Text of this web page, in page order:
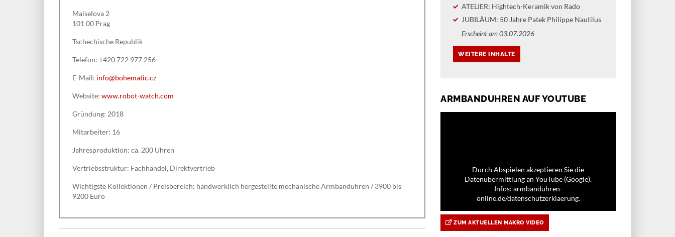
Maiselova 2
101 00 Prag
Tschechische Republik
Telefon: +420 722 977 256
E-Mail: info@bohematic.cz
Website: www.robot-watch.com
Gründung: 2018
Mitarbeiter: 16
Jahresproduktion: ca. 200 Uhren
Vertriebsstruktur: Fachhandel, Direktvertrieb
Wichtigste Kollektionen / Preisbereich: handwerklich hergestellte mechanische Armbanduhren / 3900 bis
9200 Euro
ATELIER: Hightech-Keramik von Rado
JUBILÄUM: 50 Jahre Patek Philippe Nautilus
Erscheint am 03.07.2026
ARMBANDUHREN AUF YOUTUBE
Durch Abspielen akzeptieren Sie die
Datenübermittlung an YouTube (Google).
Infos: armbanduhren-
online.de/datenschutzerklaerung.
ZUM AKTUELLEN MAKRO VIDEO